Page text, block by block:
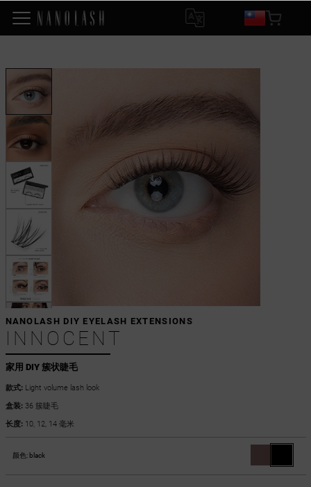
家用 DIY 簇状睫毛
NANOLASH DIY EYELASH EXTENSIONS
INNOCENT
款式:Light volume lash look
盒装: 36 簇睫毛
长度: 10, 12, 14 毫米
颜色: black